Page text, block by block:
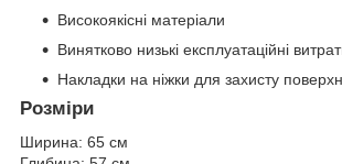
Високоякісні матеріали
Винятково низькі експлуатаційні
Накладки на ніжки для захисту
Розміри
Ширина: 65 см